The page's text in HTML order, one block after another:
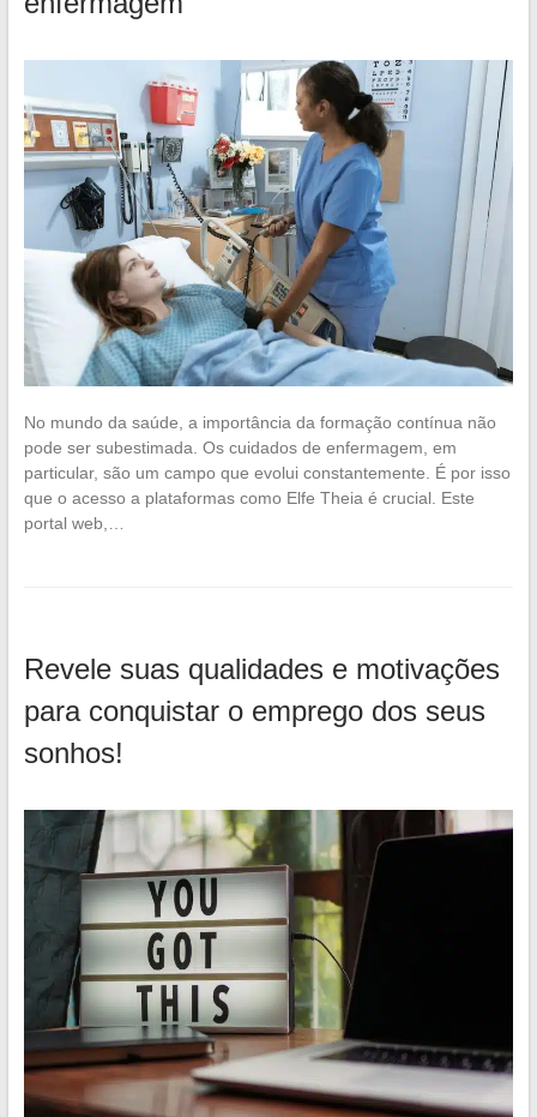
No mundo da saúde, a importância da formação contínua não
pode ser subestimada. Os cuidados de enfermagem, em
particular, são um campo que evolui constantemente. É por isso
que o acesso a plataformas como Elfe Theia é crucial. Este
portal web,…
Revele suas qualidades e motivações
para conquistar o emprego dos seus
sonhos!